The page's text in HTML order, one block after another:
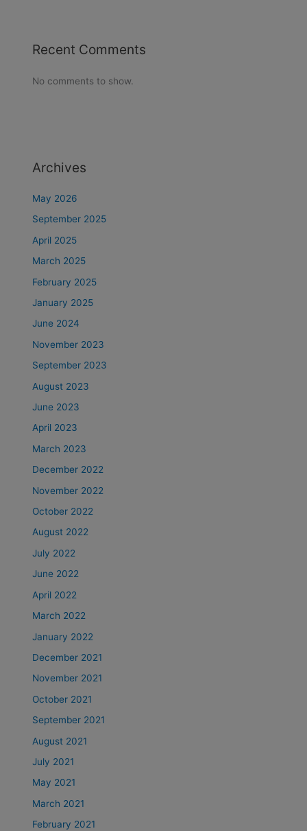
Recent Comments
No comments to show.
Archives
May 2026
September 2025
April 2025
March 2025
February 2025
January 2025
June 2024
November 2023
September 2023
August 2023
June 2023
April 2023
March 2023
December 2022
November 2022
October 2022
August 2022
July 2022
June 2022
April 2022
March 2022
January 2022
December 2021
November 2021
October 2021
September 2021
August 2021
July 2021
May 2021
March 2021
February 2021